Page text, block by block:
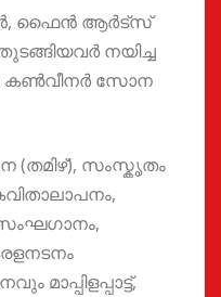
ഫൈൻ ആർട്സ്
നയിച്ച
കൺവീനർ സോന
(തമിഴ്), സംസ്കൃതം
സംഘഗാനം,
മാപ്പിളപ്പാട്ട്,